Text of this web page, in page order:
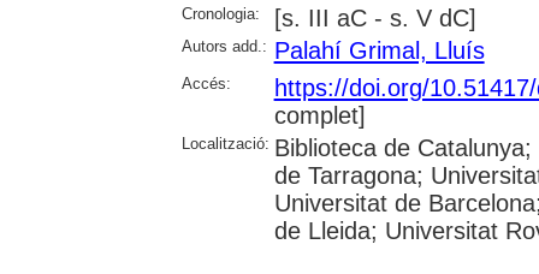
Cronologia: [s. III aC - s. V dC]
Autors add.: Palahí Grimal, Lluís
Accés:
https://doi.org/
complet]
Localització: Biblioteca de
de Tarragona;
Universitat de
de Lleida; Universitat